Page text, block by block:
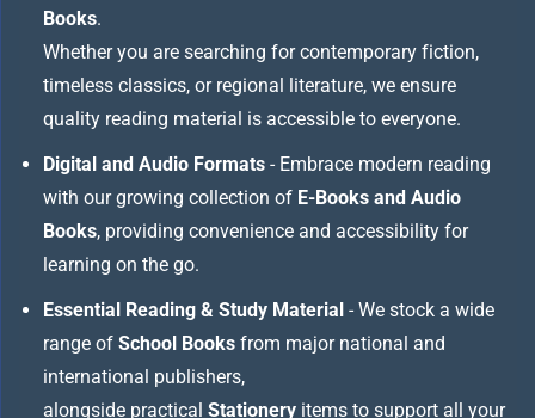
Books.
Whether you are searching for contemporary fiction,
timeless classics, or regional literature, we ensure
quality reading material is accessible to everyone.
Digital and Audio Formats - Embrace modern reading
with our growing collection of E-Books and Audio
Books, providing convenience and accessibility for
learning on the go.
Essential Reading & Study Material - We stock a wide
range of School Books from major national and
international publishers,
alongside practical Stationery items to support all your